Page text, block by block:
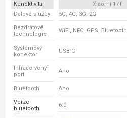
Konektivita Xiaomi 17T
Datové služby
5G, 4G, 3G, 2G
Bezdrátové
technologie
WiFi, NFC, GPS, Bluetooth
Systémový
konektor
USB-C
Infračervený
port
Ano
Bluetooth Ano
Verze
bluetooth
6.0